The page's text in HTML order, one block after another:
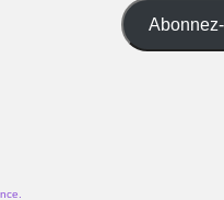
mail
.